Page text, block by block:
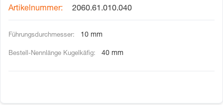
2060.61.010.040
10 mm
40 mm